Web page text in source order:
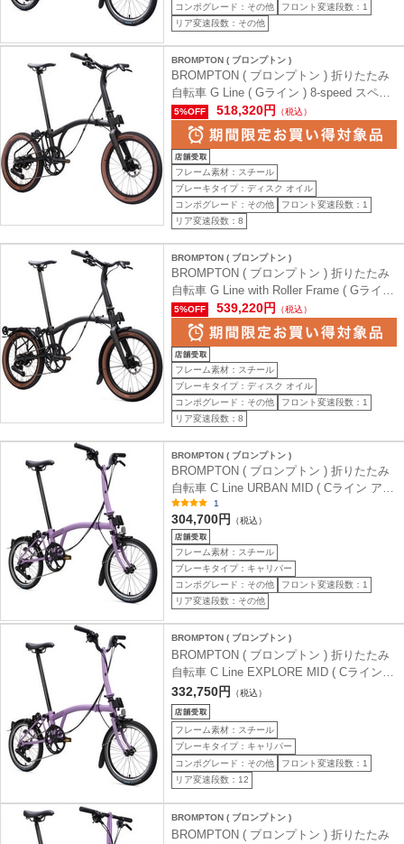
コンポグレード：その他
フロント変速段数：1
リア変速段数：その他
BROMPTON ( ブロンプトン )
BROMPTON ( ブロンプトン ) 折りたたみ
自転車 G Line ( Gライン ) 8-speed スペー
スブラック S (身長目安152-168cm)
5%OFF 518,320円 （税込）
フレーム素材：スチール
ブレーキタイプ：ディスク オイル
コンポグレード：その他
フロント変速段数：1
リア変速段数：8
BROMPTON ( ブロンプトン )
BROMPTON ( ブロンプトン ) 折りたたみ
自転車 G Line with Roller Frame ( Gライン
ローラーフレーム 付属 ) 8-speed スペース
ブラック M (身長目安168-183cm)
5%OFF 539,220円 （税込）
フレーム素材：スチール
ブレーキタイプ：ディスク オイル
コンポグレード：その他
フロント変速段数：1
リア変速段数：8
BROMPTON ( ブロンプトン )
BROMPTON ( ブロンプトン ) 折りたたみ
自転車 C Line URBAN MID ( Cライン アー
バン ミッド ) M4L 4S ライラックストーン
(身長目安 145-185cm)
1
304,700円 （税込）
フレーム素材：スチール
ブレーキタイプ：キャリパー
コンポグレード：その他
フロント変速段数：1
リア変速段数：その他
BROMPTON ( ブロンプトン )
BROMPTON ( ブロンプトン ) 折りたたみ
自転車 C Line EXPLORE MID ( Cライン
エクスプローラ ミッド ) MLL 12S ライラ
ックストーン (身長目安 145-185cm)
332,750円 （税込）
フレーム素材：スチール
ブレーキタイプ：キャリパー
コンポグレード：その他
フロント変速段数：1
リア変速段数：12
BROMPTON ( ブロンプトン )
BROMPTON ( ブロンプトン ) 折りたたみ